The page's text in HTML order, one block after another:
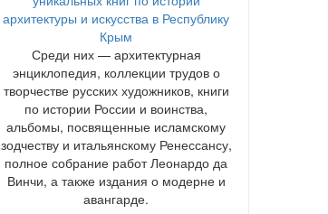
архитектуры и искусства в Республику
Крым
Среди них — архитектурная
энциклопедия, коллекции трудов о
творчестве русских художников, книги
по истории России и воинства,
альбомы, посвященные исламскому
зодчеству и итальянскому Ренессансу,
полное собрание работ Леонардо да
Винчи, а также издания о модерне и
авангарде.